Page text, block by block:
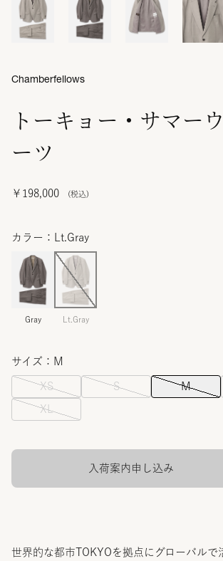
トーキョー・サマー
ーツ
￥198,000
Chamberfellows
カラー：Lt.Gray
Gray Lt.Gray
サイズ：M
XS S M
XL
入荷案内申し込み
世界的な都市TOKYOを拠点にグローバルで